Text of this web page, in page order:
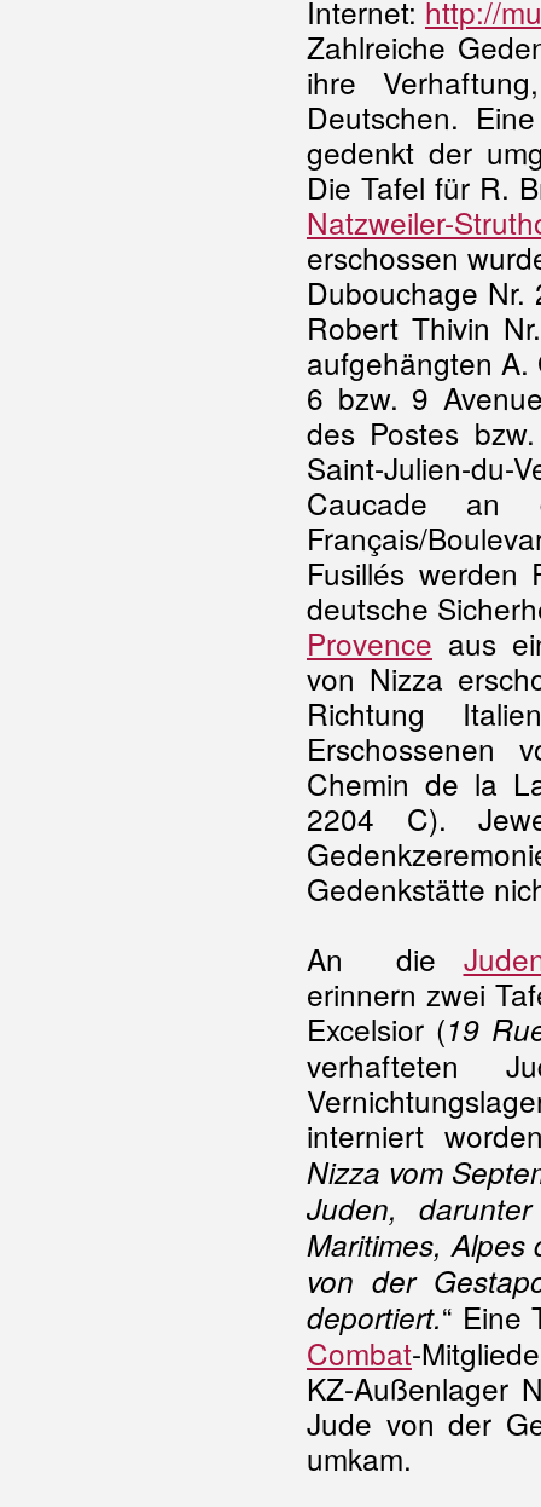
Internet: http://
Zahlreiche
ihre
Deutschen.
gedenkt der
Die Tafel für R.
Natzweiler-
erschossen
Dubouchage
Robert Thivin
aufgehängten A.
6 bzw. 9
des Postes
Saint-Julien-du-
Caucade an
Français/
Fusillés werden
deutsche
Provence aus
von Nizza
Richtung
Erschossenen
Chemin de la
2204 C).
Gedenkstätte
An die
erinnern zwei
Excelsior (19
verhafteten
interniert
Nizza vom
Juden,
Maritimes, Alpes
von der
deportiert.“ Eine
Combat-
KZ-Außenlager
Jude von der
umkam.